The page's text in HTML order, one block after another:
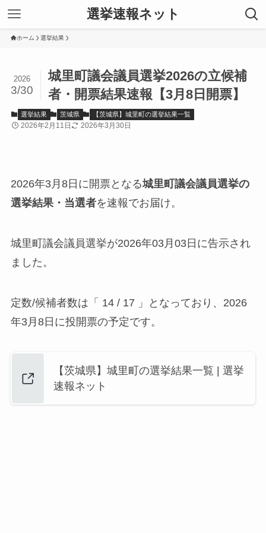
選挙速報ネット
ホーム 選挙結果
城里町議会議員選挙2026の立候補
者・開票結果速報【3月8日開票】
2026
3/30
選挙結果 茨城県 【茨城県】城里町の選挙結果一覧
2026年2月11日 2026年3月30日
2026年3月8日に開票となる城里町議会議員選挙の
選挙結果・当選者を速報でお届け。
城里町議会議員選挙が2026年03月03日に告示され
ました。
定数/候補者数は「 14 / 17 」となっており、2026
年3月8日に投開票の予定です。
【茨城県】城里町の選挙結果一覧 | 選挙
速報ネット